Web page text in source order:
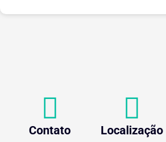
Contato Localização